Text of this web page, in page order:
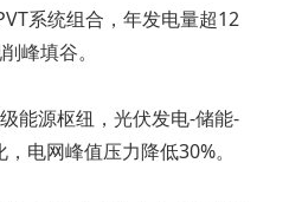
系统组合，年发电量超12
峰填谷。
能源枢纽，光伏发电-储能-
电网峰值压力降低30%。